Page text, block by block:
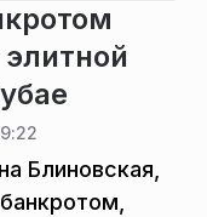
Блиновская,